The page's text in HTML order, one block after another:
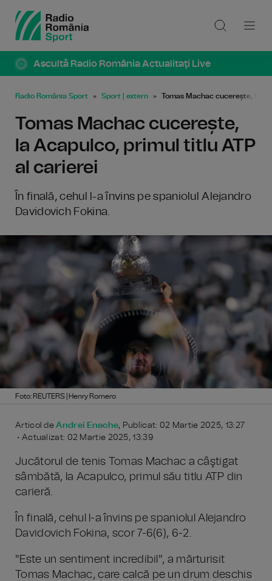
Ascultă Radio România Actualitaţi Live
Radio România Sport Sport | extern Tomas Machac cucerește, la
Tomas Machac cucerește,
la Acapulco, primul titlu ATP
al carierei
În finală, cehul l-a învins pe spaniolul Alejandro
Davidovich Fokina.
Foto: REUTERS | Henry Romero
Articol deAndrei Enache, Publicat: 02 Martie 2025, 13:27
• Actualizat: 02 Martie 2025, 13:39
Jucătorul de tenis Tomas Machac a câştigat
sâmbătă, la Acapulco, primul său titlu ATP din
carieră.
În finală, cehul l-a învins pe spaniolul Alejandro
Davidovich Fokina, scor 7-6(6), 6-2.
"Este un sentiment incredibil", a mărturisit
Tomas Machac, care calcă pe un drum deschis